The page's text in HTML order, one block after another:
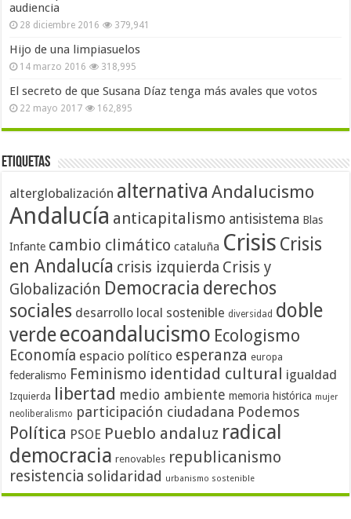
audiencia
28 diciembre 2016 379,941
Hijo de una limpiasuelos
14 marzo 2016 318,995
El secreto de que Susana Díaz tenga más avales que votos
22 mayo 2017 162,895
Etiquetas
alterglobalización alternativa Andalucismo
Andalucía anticapitalismo antisistema Blas
Infante cambio climático cataluña Crisis Crisis
en Andalucía crisis izquierda Crisis y
Globalización Democracia derechos
sociales desarrollo local sostenible diversidad doble
verdeecoandalucismo Ecologismo
Economía espacio político esperanza europa
federalismo Feminismo identidad cultural igualdad
Izquierda libertad medio ambiente memoria histórica mujer
neoliberalismo participación ciudadana Podemos
Política PSOE Pueblo andaluz radical
democracia renovables republicanismo
resistencia solidaridad urbanismo sostenible